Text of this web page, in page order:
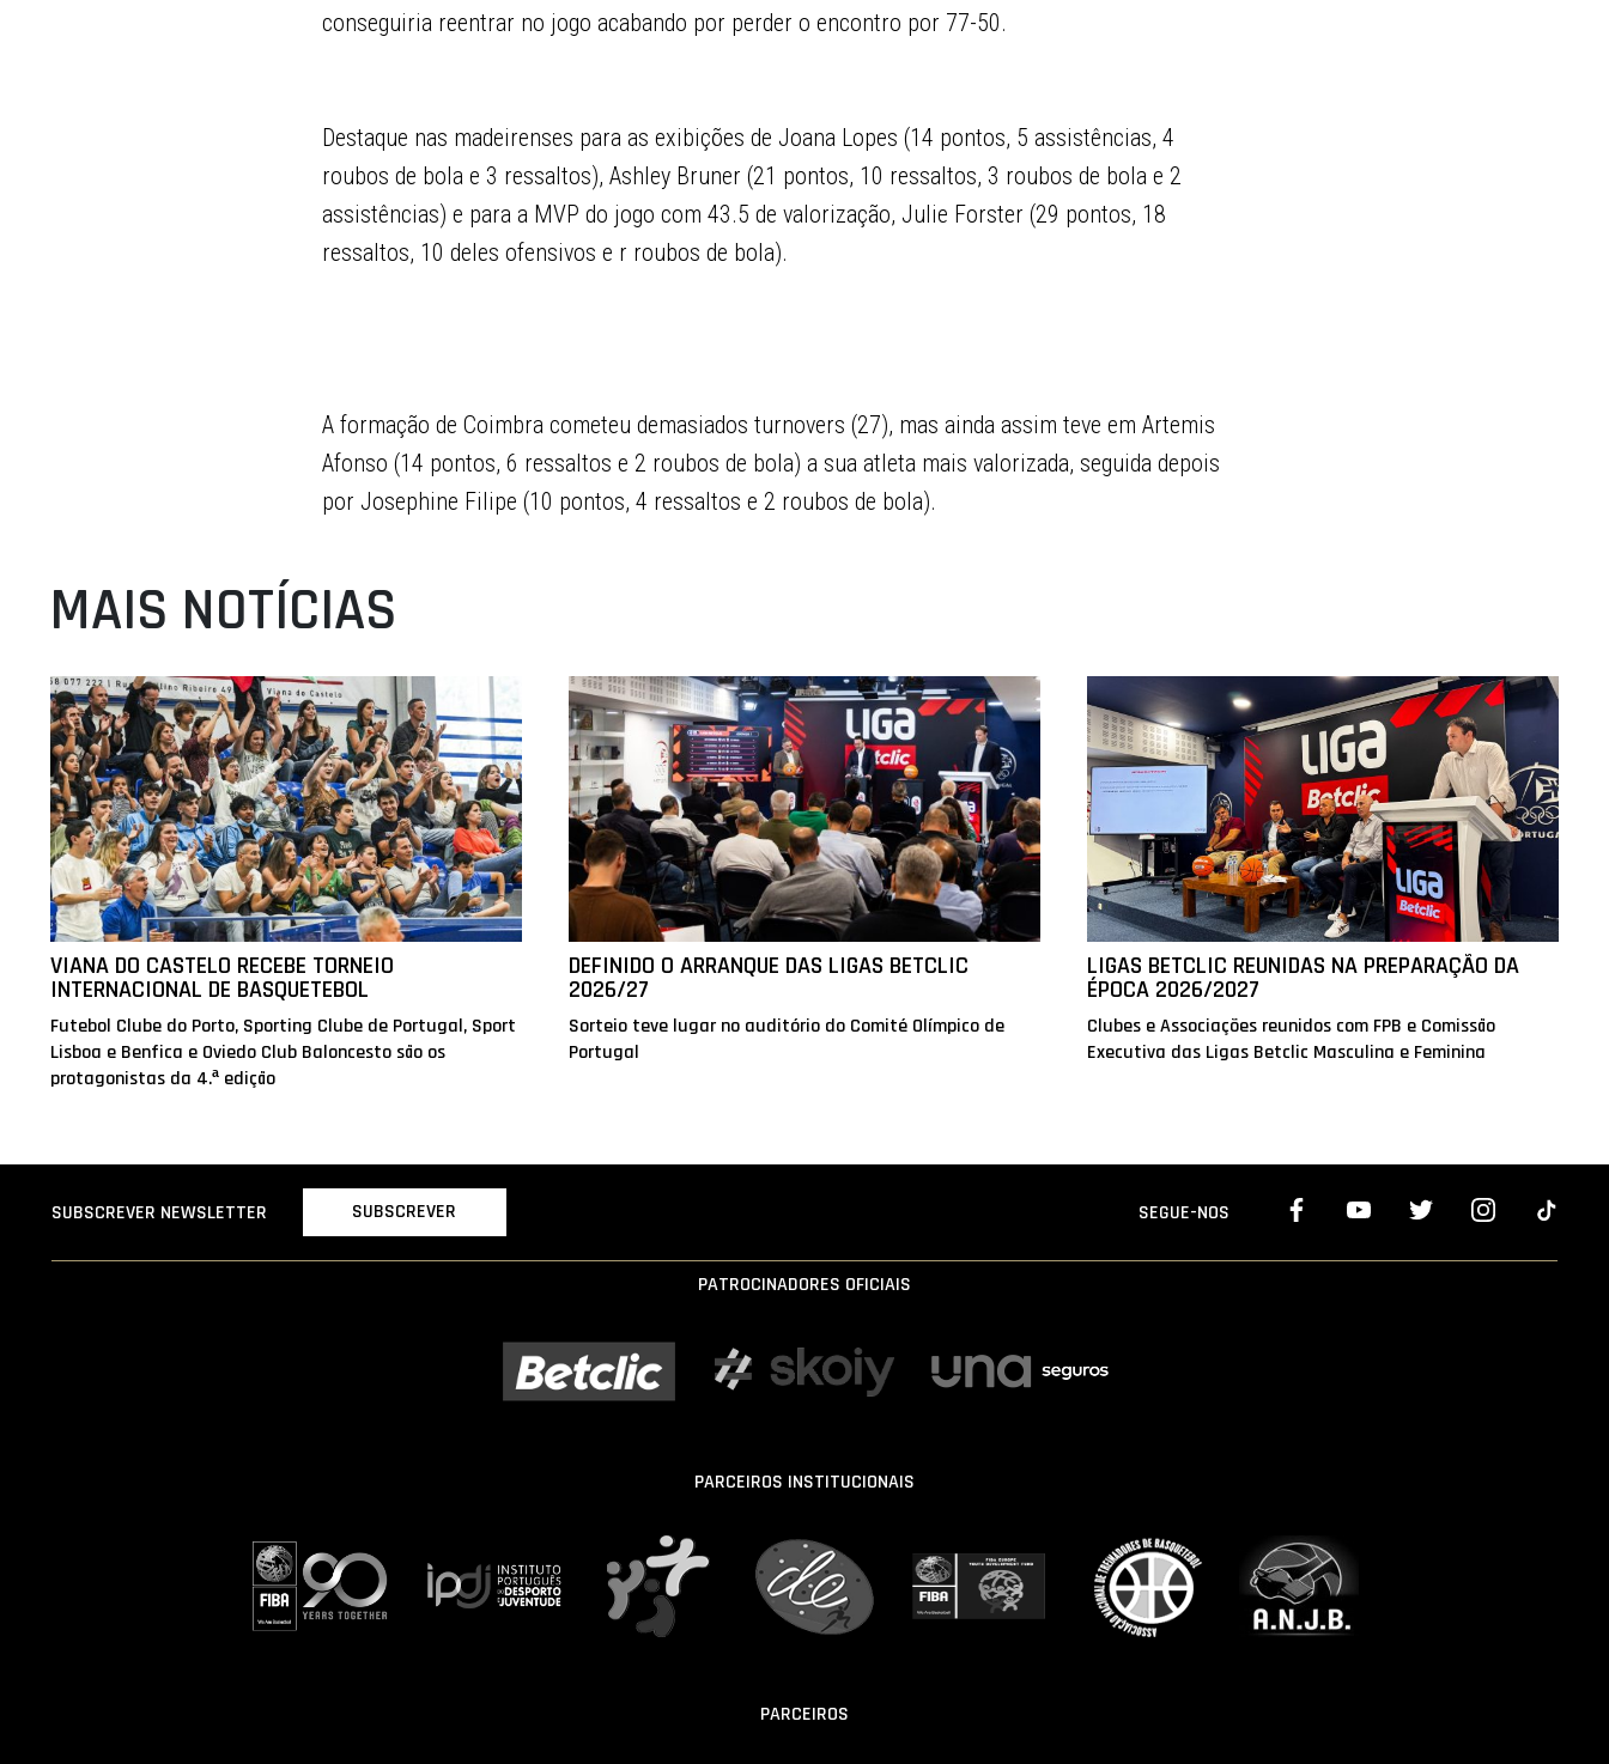
conseguiria reentrar no jogo acabando por perder o encontro por 77-50.
Destaque nas madeirenses para as exibições de Joana Lopes (14 pontos, 5 assistências, 4
roubos de bola e 3 ressaltos), Ashley Bruner (21 pontos, 10 ressaltos, 3 roubos de bola e 2
assistências) e para a MVP do jogo com 43.5 de valorização, Julie Forster (29 pontos, 18
ressaltos, 10 deles ofensivos e r roubos de bola).
A formação de Coimbra cometeu demasiados turnovers (27), mas ainda assim teve em Artemis
Afonso (14 pontos, 6 ressaltos e 2 roubos de bola) a sua atleta mais valorizada, seguida depois
por Josephine Filipe (10 pontos, 4 ressaltos e 2 roubos de bola).
MAIS NOTÍCIAS
VIANA DO CASTELO RECEBE TORNEIO
INTERNACIONAL DE BASQUETEBOL
Futebol Clube do Porto, Sporting Clube de Portugal, Sport
Lisboa e Benfica e Oviedo Club Baloncesto são os
protagonistas da 4.ª edição
DEFINIDO O ARRANQUE DAS LIGAS BETCLIC
2026/27
Sorteio teve lugar no auditório do Comité Olímpico de
Portugal
LIGAS BETCLIC REUNIDAS NA PREPARAÇÃO DA
ÉPOCA 2026/2027
Clubes e Associações reunidos com FPB e Comissão
Executiva das Ligas Betclic Masculina e Feminina
SUBSCREVER NEWSLETTER SUBSCREVER SEGUE-NOS
PATROCINADORES OFICIAIS
PARCEIROS INSTITUCIONAIS
PARCEIROS